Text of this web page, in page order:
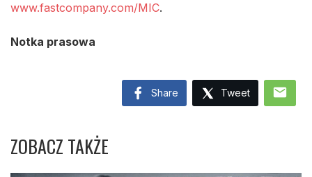
www.fastcompany.com/MIC.
Notka prasowa
Share Tweet mail
ZOBACZ TAKŻE